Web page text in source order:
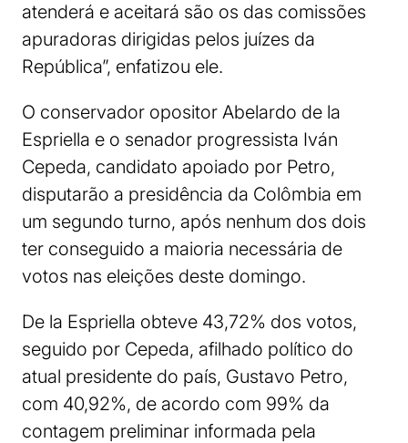
atenderá e aceitará são os das comissões
apuradoras dirigidas pelos juízes da
República”, enfatizou ele.
O conservador opositor Abelardo de la
Espriella e o senador progressista Iván
Cepeda, candidato apoiado por Petro,
disputarão a presidência da Colômbia em
um segundo turno, após nenhum dos dois
ter conseguido a maioria necessária de
votos nas eleições deste domingo.
De la Espriella obteve 43,72% dos votos,
seguido por Cepeda, afilhado político do
atual presidente do país, Gustavo Petro,
com 40,92%, de acordo com 99% da
contagem preliminar informada pela